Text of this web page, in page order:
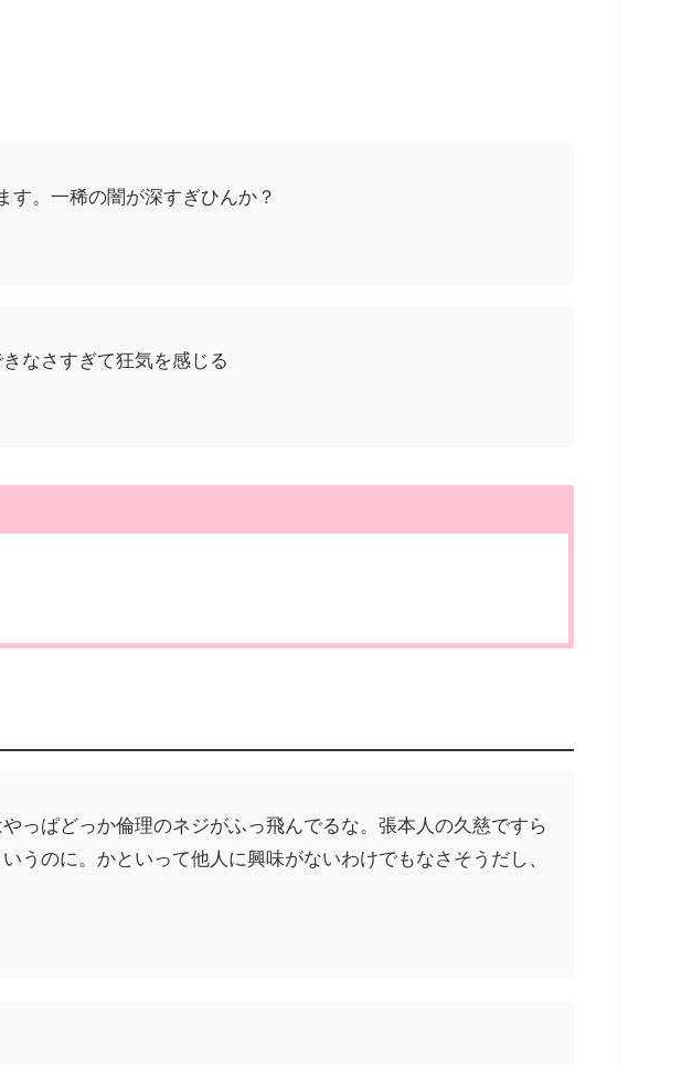
。一稀の闇が深すぎひんか？
なさすぎて狂気を感じる
っぱどっか倫理のネジがふっ飛んでるな。張本人の久慈ですら
うのに。かといって他人に興味がないわけでもなさそうだし、